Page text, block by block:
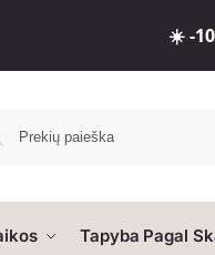
☀️ -
Tapyba Pagal